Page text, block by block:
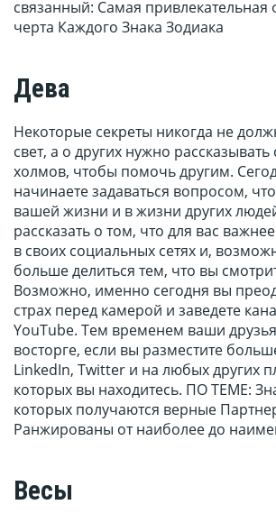
связанный: Самая привлекательная
черта Каждого Знака Зодиака
Дева
Некоторые секреты никогда не
свет, а о других нужно
холмов, чтобы помочь другим.
начинаете задаваться вопросом,
вашей жизни и в жизни других
рассказать о том, что для вас
в своих социальных сетях и,
больше делиться тем, что вы
Возможно, именно сегодня вы
страх перед камерой и заведете
YouTube. Тем временем ваши
восторге, если вы разместите
LinkedIn, Twitter и на любых других
которых вы находитесь. ПО ТЕМЕ:
которых получаются верные
Ранжированы от наиболее до
Весы